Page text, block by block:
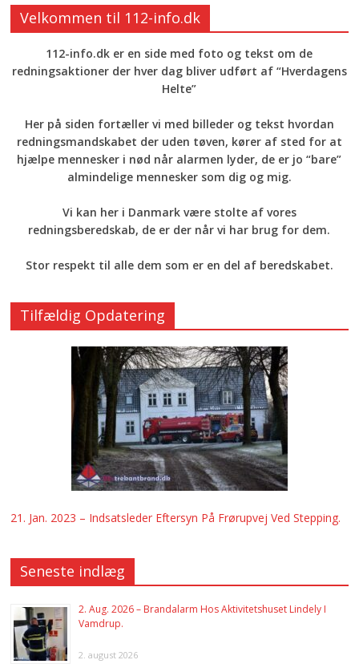
Velkommen til 112-info.dk
112-info.dk er en side med foto og tekst om de
redningsaktioner der hver dag bliver udført af “Hverdagens
Helte”
Her på siden fortæller vi med billeder og tekst hvordan
redningsmandskabet der uden tøven, kører af sted for at
hjælpe mennesker i nød når alarmen lyder, de er jo “bare”
almindelige mennesker som dig og mig.
Vi kan her i Danmark være stolte af vores
redningsberedskab, de er der når vi har brug for dem.
Stor respekt til alle dem som er en del af beredskabet.
Tilfældig Opdatering
21. Jan. 2023 – Indsatsleder Eftersyn På Frørupvej Ved Stepping.
Seneste indlæg
2. Aug. 2026 – Brandalarm Hos Aktivitetshuset Lindely I
Vamdrup.
2. august 2026